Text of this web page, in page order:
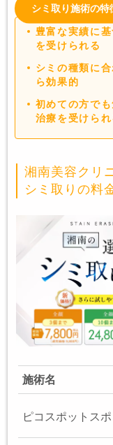
シミ取り施術の特
豊富な実績に
を受けられる
シミの種類に
ら効果的
初めての方で
治療を受けられ
湘南美容クリ
シミ取りの料
施術名
ピコスポットス